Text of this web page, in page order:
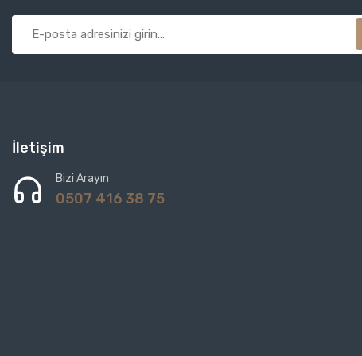
İletişim
Bizi Arayın
0507 416 38 75